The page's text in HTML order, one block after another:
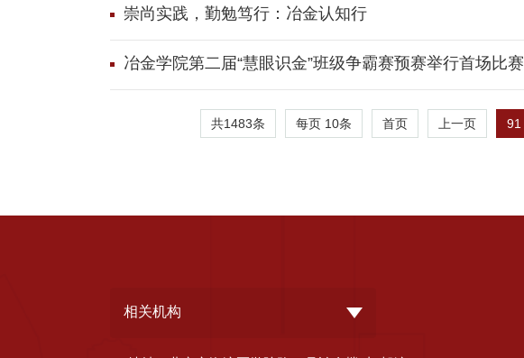
崇尚实践，勤勉笃行：冶金认知行
冶金学院第二届“慧眼识金”班级争霸赛预赛举行首场比赛
共1483条 每页 10条 首页 上一页 91
相关机构